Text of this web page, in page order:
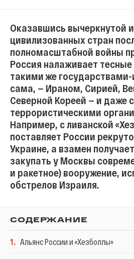
Оказавшись вычеркнутой
цивилизованных стран
полномасштабной войны
Россия налаживает
такими же государствами-
сама, — Ираном, Сирией,
Северной Кореей — и даже
террористическими
Например, с ливанской
поставляет России
Украине, а взамен
закупать у Москвы
и ракетное) вооружение,
обстрелов Израиля.
СОДЕРЖАНИЕ
1. Альянс России и «Хезболлы»